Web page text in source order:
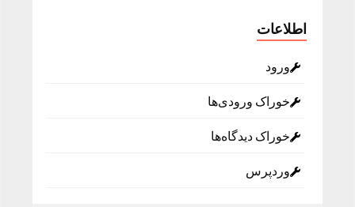
اطلاعات
ورود
خوراک ورودی‌ها
خوراک دیدگاه‌ها
وردپرس